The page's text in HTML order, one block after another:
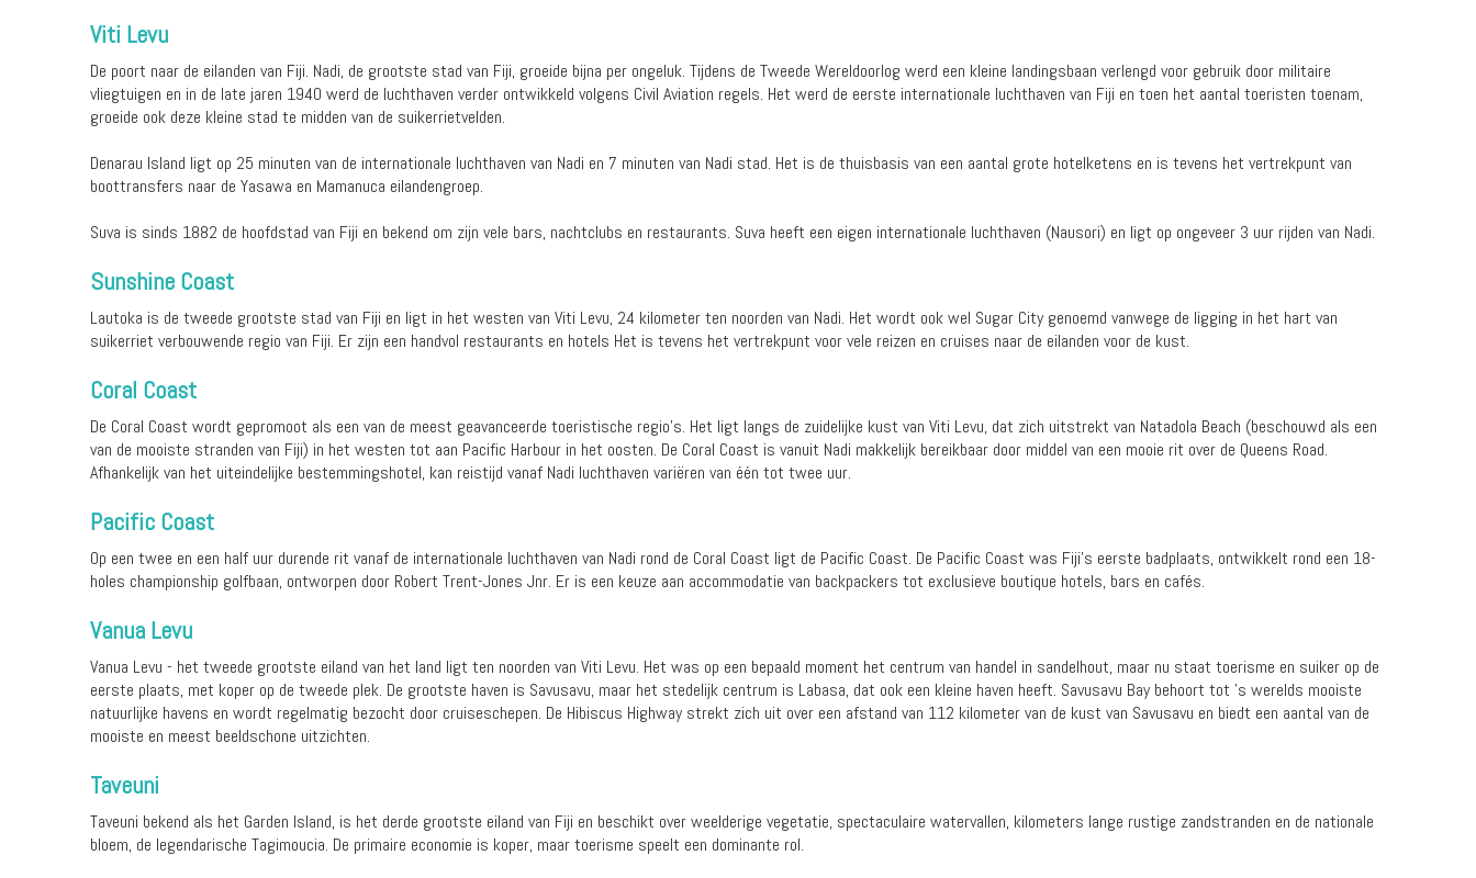
Viti Levu
De poort naar de eilanden van Fiji. Nadi, de grootste stad van Fiji, groeide bijna per ongeluk. Tijdens de Tweede Wereldoorlog werd een kleine landingsbaan verlengd voor gebruik door militaire
vliegtuigen en in de late jaren 1940 werd de luchthaven verder ontwikkeld volgens Civil Aviation regels. Het werd de eerste internationale luchthaven van Fiji en toen het aantal toeristen toenam,
groeide ook deze kleine stad te midden van de suikerrietvelden.
Denarau Island ligt op 25 minuten van de internationale luchthaven van Nadi en 7 minuten van Nadi stad. Het is de thuisbasis van een aantal grote hotelketens en is tevens het vertrekpunt van
boottransfers naar de Yasawa en Mamanuca eilandengroep.
Suva is sinds 1882 de hoofdstad van Fiji en bekend om zijn vele bars, nachtclubs en restaurants. Suva heeft een eigen internationale luchthaven (Nausori) en ligt op ongeveer 3 uur rijden van Nadi.
Sunshine Coast
Lautoka is de tweede grootste stad van Fiji en ligt in het westen van Viti Levu, 24 kilometer ten noorden van Nadi. Het wordt ook wel Sugar City genoemd vanwege de ligging in het hart van
suikerriet verbouwende regio van Fiji. Er zijn een handvol restaurants en hotels Het is tevens het vertrekpunt voor vele reizen en cruises naar de eilanden voor de kust.
Coral Coast
De Coral Coast wordt gepromoot als een van de meest geavanceerde toeristische regio's. Het ligt langs de zuidelijke kust van Viti Levu, dat zich uitstrekt van Natadola Beach (beschouwd als een
van de mooiste stranden van Fiji) in het westen tot aan Pacific Harbour in het oosten. De Coral Coast is vanuit Nadi makkelijk bereikbaar door middel van een mooie rit over de Queens Road.
Afhankelijk van het uiteindelijke bestemmingshotel, kan reistijd vanaf Nadi luchthaven variëren van één tot twee uur.
Pacific Coast
Op een twee en een half uur durende rit vanaf de internationale luchthaven van Nadi rond de Coral Coast ligt de Pacific Coast. De Pacific Coast was Fiji's eerste badplaats, ontwikkelt rond een 18-
holes championship golfbaan, ontworpen door Robert Trent-Jones Jnr. Er is een keuze aan accommodatie van backpackers tot exclusieve boutique hotels, bars en cafés.
Vanua Levu
Vanua Levu - het tweede grootste eiland van het land ligt ten noorden van Viti Levu. Het was op een bepaald moment het centrum van handel in sandelhout, maar nu staat toerisme en suiker op de
eerste plaats, met koper op de tweede plek. De grootste haven is Savusavu, maar het stedelijk centrum is Labasa, dat ook een kleine haven heeft. Savusavu Bay behoort tot 's werelds mooiste
natuurlijke havens en wordt regelmatig bezocht door cruiseschepen. De Hibiscus Highway strekt zich uit over een afstand van 112 kilometer van de kust van Savusavu en biedt een aantal van de
mooiste en meest beeldschone uitzichten.
Taveuni
Taveuni bekend als het Garden Island, is het derde grootste eiland van Fiji en beschikt over weelderige vegetatie, spectaculaire watervallen, kilometers lange rustige zandstranden en de nationale
bloem, de legendarische Tagimoucia. De primaire economie is koper, maar toerisme speelt een dominante rol.